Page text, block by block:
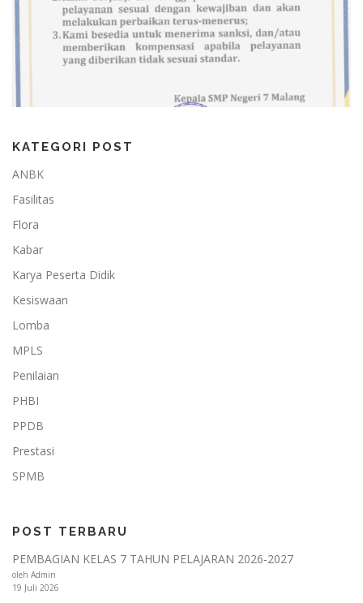
KATEGORI POST
ANBK
Fasilitas
Flora
Kabar
Karya Peserta Didik
Kesiswaan
Lomba
MPLS
Penilaian
PHBI
PPDB
Prestasi
SPMB
POST TERBARU
PEMBAGIAN KELAS 7 TAHUN PELAJARAN 2026-2027
oleh Admin
19 Juli 2026